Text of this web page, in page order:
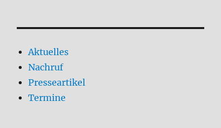
Aktuelles
Nachruf
Presseartikel
Termine